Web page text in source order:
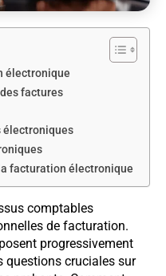
électronique
factures
électroniques
facturation électronique
comptables
de facturation.
progressivement
questions cruciales sur